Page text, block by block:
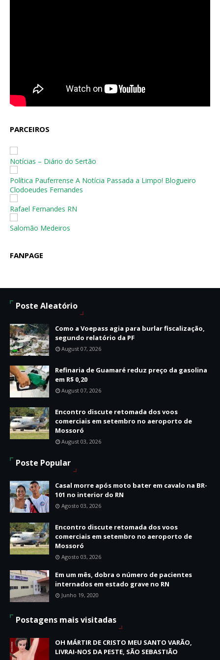
PARCEIROS
Notícias – Diário do Sertão
Política Pauferrense A Notícia Passada a Limpo! Blogueiro
Clodoeudes Fernandes
Rafael Fernandes RN
Salomão Medeiros
FANPAGE
Poste Aleatório
Como a Voepass agia para burlar fiscalização,
segundo relatório da PF
August 07, 2026
Refinaria de Guamaré reduz preço da gasolina
em R$ 0,20
August 07, 2026
Encontro discute retomada dos voos
comerciais em setembro no aeroporto de
Mossoró
August 03, 2026
Poste Popular
Casal morre após moto bater em cavalo na BR-
101 no interior do RN
Agosto 03, 2026
Encontro discute retomada dos voos
comerciais em setembro no aeroporto de
Mossoró
Agosto 03, 2026
Em um mês, dobra o número de pacientes
internados em estado grave no RN
Junho 19, 2020
Postagens mais visitadas
OH MÁRTIR DE CRISTO MEU SANTO VARÃO,
LIVRAI-NOS DA PESTE, SÃO SEBASTIÃO